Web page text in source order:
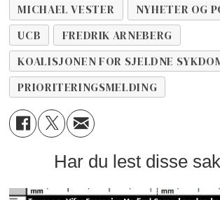
MICHAEL VESTER
NYHETER OG
UCB
FREDRIK ARNEBERG
KOALISJONEN FOR SJELDNE
PRIORITERINGSMELDING
Har du lest disse